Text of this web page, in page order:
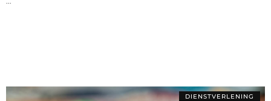
DIENSTVERLENING